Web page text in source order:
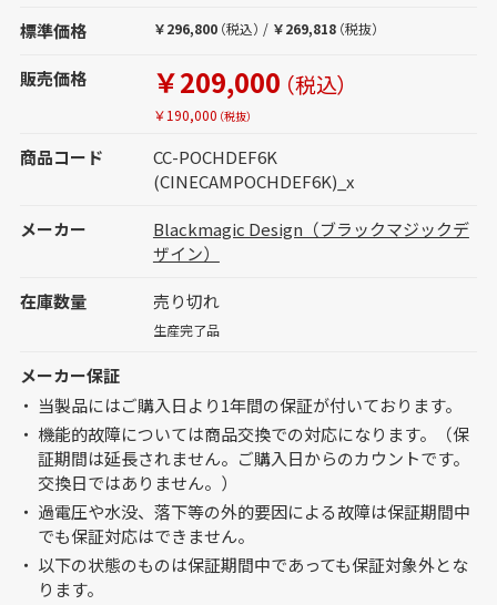
標準価格 ￥296,800 （税込） / ￥269,818 （税抜）
販売価格 ￥209,000 （税込）
￥190,000 （税抜）
商品コード
CC-POCHDEF6K
(CINECAMPOCHDEF6K)_x
メーカー
Blackmagic Design（ブラックマジックデ
ザイン）
在庫数量 売り切れ
生産完了品
メーカー保証
当製品にはご購入日より1年間の保証が付いております。
機能的故障については商品交換での対応になります。（保
証期間は延長されません。ご購入日からのカウントです。
交換日ではありません。）
過電圧や水没、落下等の外的要因による故障は保証期間中
でも保証対応はできません。
以下の状態のものは保証期間中であっても保証対象外とな
ります。